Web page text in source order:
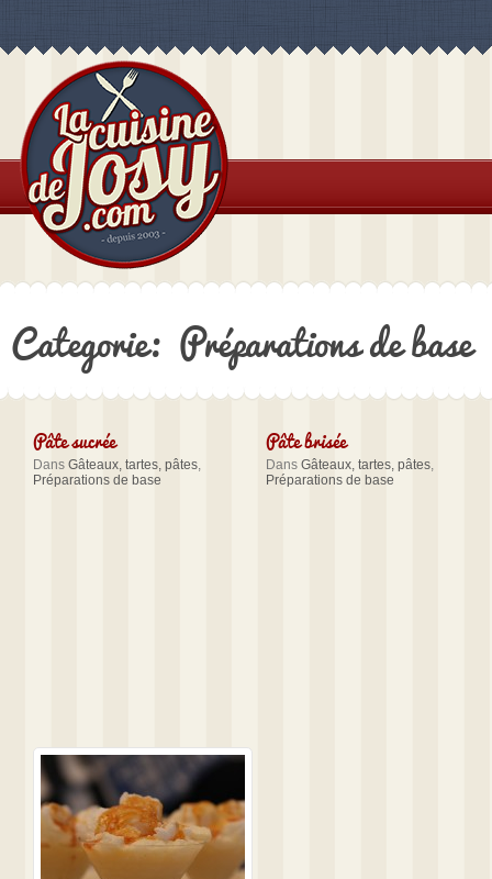
Categorie: Préparations de base
Pâte sucrée
Dans Gâteaux, tartes, pâtes,
Préparations de base
Pâte brisée
Dans Gâteaux, tartes, pâtes,
Préparations de base